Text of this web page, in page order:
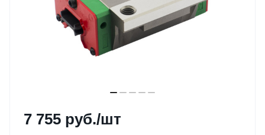
7 755 руб./шт